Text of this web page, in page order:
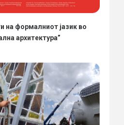
на формалниот јазик во
архитектура”